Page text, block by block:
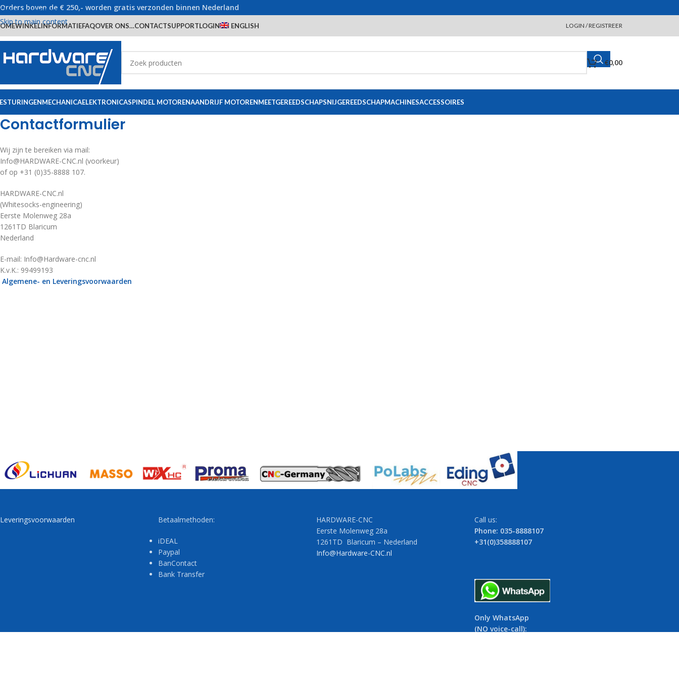
Skip to navigation
Skip to main content
Orders boven de € 250,- worden gratis verzonden binnen Nederland
WINKELINFORMATIEFAQOVER ONS…CONTACTSUPPORTLOGIN ENGLISH LOGIN / REGISTREER
€0,00
MECHANICAELEKTRONICASPINDEL MOTORENAANDRIJF MOTORENMEETGEREEDSCHAPSNIJGEREEDSCHAPMACHINESACCESSOIRES
Contactformulier
Wij zijn te bereiken via mail:
Info@HARDWARE-CNC.nl (voorkeur)
of op +31 (0)35-8888 107.
HARDWARE-CNC.nl
(Whitesocks-engineering)
Eerste Molenweg 28a
1261TD Blaricum
Nederland
E-mail: Info@Hardware-cnc.nl
K.v.K.: 99499193
Algemene- en Leveringsvoorwaarden
Leveringsvoorwaarden Betaalmethoden:
iDEAL
Paypal
BanContact
Bank Transfer
HARDWARE-CNC
Eerste Molenweg 28a
1261TD Blaricum – Nederland
Info@Hardware-CNC.nl
Call us:
Phone: 035-8888107
+31(0)358888107
Only WhatsApp
(NO voice-call):